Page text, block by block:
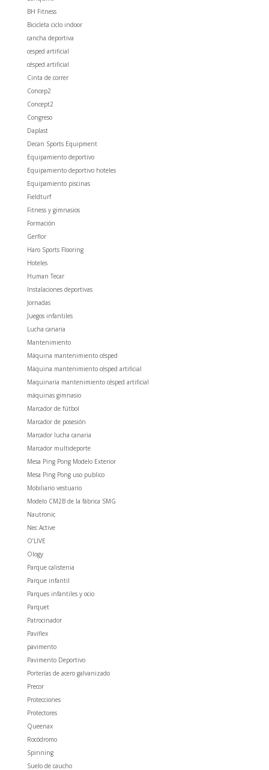
BH Fitness
Bicicleta ciclo indoor
cancha deportiva
cesped artificial
césped artificial
Cinta de correr
Concep2
Concept2
Congreso
Daplast
Decan Sports Equipment
Equipamiento deportivo
Equipamiento deportivo hoteles
Equipamiento piscinas
Fieldturf
Fitness y gimnasios
Formación
Gerflor
Haro Sports Flooring
Hoteles
Human Tecar
Instalaciones deportivas
Jornadas
Juegos infantiles
Lucha canaria
Mantenimiento
Máquina mantenimiento césped
Máquina mantenimiento césped artificial
Maquinaria mantenimiento césped artificial
máquinas gimnasio
Marcador de fútbol
Marcador de posesión
Marcador lucha canaria
Marcador multideporte
Mesa Ping Pong Modelo Exterior
Mesa Ping Pong uso publico
Mobiliario vestuario
Modelo CM2B de la fábrica SMG
Nautronic
Nec Active
O’LIVE
Ology
Parque calistenia
Parque infantil
Parques infantiles y ocio
Parquet
Patrocinador
Paviflex
pavimento
Pavimento Deportivo
Porterías de acero galvanizado
Precor
Protecciones
Protectores
Queenax
Rocódromo
Spinning
Suelo de caucho